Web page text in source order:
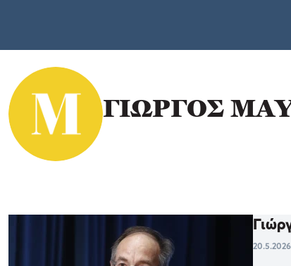
ΓΙΩΡΓΟΣ
20.5.2026